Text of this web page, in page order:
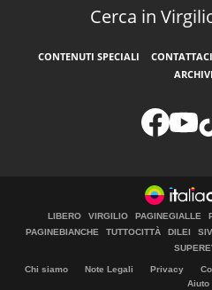
Cerca in
CONTENUTI SPECIALI CONTATTACI
LIBERO VIRGILIO PAGINEGIALLE
PAGINEBIANCHE
TUTTOCITTÀ DILEI
Chi siamo Note Legali Privacy
Aiuto